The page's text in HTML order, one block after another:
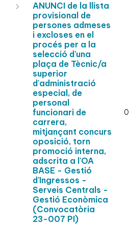
ANUNCI de la llista
provisional de
persones admeses
i excloses en el
procés per a la
selecció d'una
plaça de Tècnic/a
superior
d'administració
especial, de
personal
funcionari de
carrera,
mitjançant concurs
oposició, torn
promoció interna,
adscrita a l'OA
BASE - Gestió
d'Ingressos -
Serveis Centrals -
Gestió Econòmica
(Convocatòria
23-007 PI)